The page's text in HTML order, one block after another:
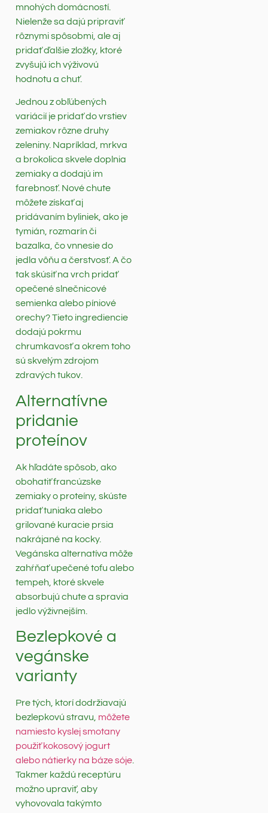
mnohých domácností.
Nielenže sa dajú pripraviť
rôznymi spôsobmi, ale aj
pridať ďalšie zložky, ktoré
zvyšujú ich výživovú
hodnotu a chuť.
Jednou z obľúbených
variácií je pridať do vrstiev
zemiakov rôzne druhy
zeleniny. Napríklad, mrkva
a brokolica skvele doplnia
zemiaky a dodajú im
farebnosť. Nové chute
môžete získať aj
pridávaním byliniek, ako je
tymián, rozmarín či
bazalka, čo vnnesie do
jedla vôňu a čerstvosť. A čo
tak skúsiť na vrch pridať
opečené slnečnicové
semienka alebo píniové
orechy? Tieto ingrediencie
dodajú pokrmu
chrumkavosť a okrem toho
sú skvelým zdrojom
zdravých tukov.
Alternatívne
pridanie
proteínov
Ak hľadáte spôsob, ako
obohatiť francúzske
zemiaky o proteíny, skúste
pridať tuniaka alebo
grilované kuracie prsia
nakrájané na kocky.
Vegánska alternatíva môže
zahŕňať upečené tofu alebo
tempeh, ktoré skvele
absorbujú chute a spravia
jedlo výživnejším.
Bezlepkové a
vegánske
varianty
Pre tých, ktorí dodržiavajú
bezlepkovú stravu, môžete
namiesto kyslej smotany
použiť kokosový jogurt
alebo nátierky na báze sóje.
Takmer každú receptúru
možno upraviť, aby
vyhovovala takýmto